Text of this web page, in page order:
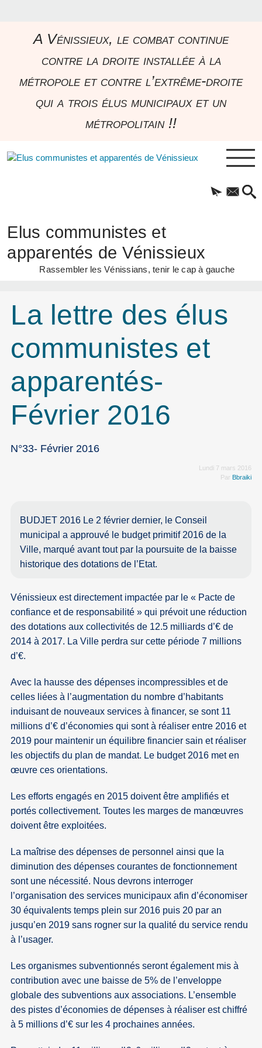
A Vénissieux, le combat continue
contre la droite installée à la
métropole et contre l’extrême-droite
qui a trois élus municipaux et un
métropolitain !!
Elus communistes et
apparentés de Vénissieux
Rassembler les Vénissians, tenir le cap à gauche
La lettre des élus
communistes et
apparentés-
Février 2016
N°33- Février 2016
Lundi 7 mars 2016
Par Bbraiki
BUDJET 2016 Le 2 février dernier, le Conseil
municipal a approuvé le budget primitif 2016 de la
Ville, marqué avant tout par la poursuite de la baisse
historique des dotations de l’Etat.
Vénissieux est directement impactée par le « Pacte de
confiance et de responsabilité » qui prévoit une réduction
des dotations aux collectivités de 12.5 milliards d’€ de
2014 à 2017. La Ville perdra sur cette période 7 millions
d’€.
Avec la hausse des dépenses incompressibles et de
celles liées à l’augmentation du nombre d’habitants
induisant de nouveaux services à financer, se sont 11
millions d’€ d’économies qui sont à réaliser entre 2016 et
2019 pour maintenir un équilibre financier sain et réaliser
les objectifs du plan de mandat. Le budget 2016 met en
œuvre ces orientations.
Les efforts engagés en 2015 doivent être amplifiés et
portés collectivement. Toutes les marges de manœuvres
doivent être exploitées.
La maîtrise des dépenses de personnel ainsi que la
diminution des dépenses courantes de fonctionnement
sont une nécessité. Nous devrons interroger
l’organisation des services municipaux afin d’économiser
30 équivalents temps plein sur 2016 puis 20 par an
jusqu’en 2019 sans rogner sur la qualité du service rendu
à l’usager.
Les organismes subventionnés seront également mis à
contribution avec une baisse de 5% de l’enveloppe
globale des subventions aux associations. L’ensemble
des pistes d’économies de dépenses à réaliser est chiffré
à 5 millions d’€ sur les 4 prochaines années.